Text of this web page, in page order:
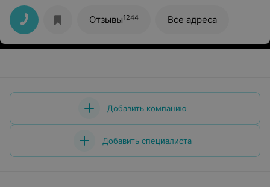
Отзывы1244 Все адреса
Добавить компанию
Добавить специалиста